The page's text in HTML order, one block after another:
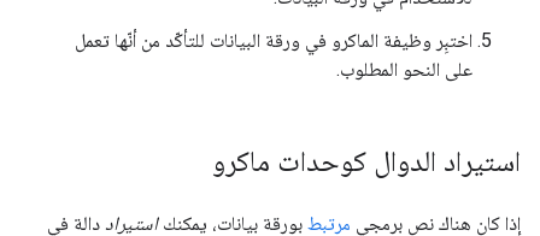
اختبِر وظيفة الماكرو في ورقة البيانات للتأكّد من أنّها تعمل
على النحو المطلوب.
استيراد الدوال كوحدات ماكرو
إذا كان هناك نص برمجي مرتبط بورقة بيانات، يمكنكاستيراد دالة في